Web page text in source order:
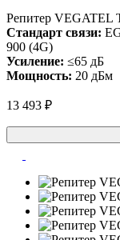
Репитер VEGATEL
Стандарт связи:
900 (4G)
Усиление: ≤65 дБ
Мощность: 20 дБм
13 493 ₽